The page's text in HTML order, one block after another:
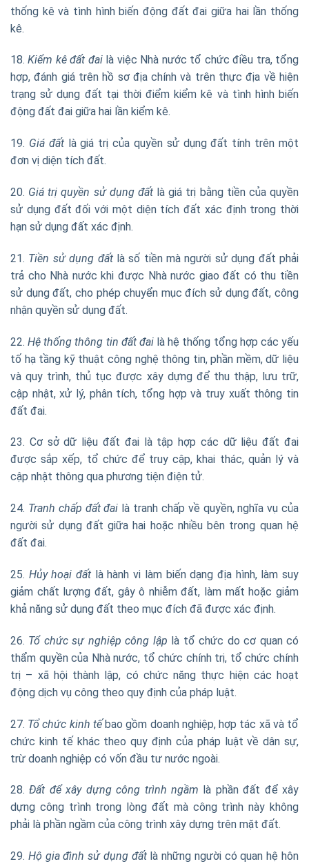
thống kê và tình hình biến động đất đai giữa hai lần thống
kê.
18.Kiểm kê đất đai là việc Nhà nước tổ chức điều tra, tổng
hợp, đánh giá trên hồ sơ địa chính và trên thực địa về hiện
trạng sử dụng đất tại thời điểm kiểm kê và tình hình biến
động đất đai giữa hai lần kiểm kê.
19. Giá đấtlà giá trị của quyền sử dụng đất tính trên một
đơn vị diện tích đất.
20. Giá trị quyền sử dụng đấtlà giá trị bằng tiền của quyền
sử dụng đất đối với một diện tích đất xác định trong thời
hạn sử dụng đất xác định.
21. Tiền sử dụng đất là số tiền mà người sử dụng đất phải
trả cho Nhà nước khi được Nhà nước giao đất có thu tiền
sử dụng đất, cho phép chuyển mục đích sử dụng đất, công
nhận quyền sử dụng đất.
22.Hệ thống thông tin đất đailà hệ thống tổng hợp các yếu
tố hạ tầng kỹ thuật công nghệ thông tin, phần mềm, dữ liệu
và quy trình, thủ tục được xây dựng để thu thập, lưu trữ,
cập nhật, xử lý, phân tích, tổng hợp và truy xuất thông tin
đất đai.
23. Cơ sở dữ liệu đất đai là tập hợp các dữ liệu đất đai
được sắp xếp, tổ chức để truy cập, khai thác, quản lý và
cập nhật thông qua phương tiện điện tử.
24. Tranh chấp đất đai là tranh chấp về quyền, nghĩa vụ của
người sử dụng đất giữa hai hoặc nhiều bên trong quan hệ
đất đai.
25. Hủy hoại đất là hành vi làm biến dạng địa hình, làm suy
giảm chất lượng đất, gây ô nhiễm đất, làm mất hoặc giảm
khả năng sử dụng đất theo mục đích đã được xác định.
26. Tổ chức sự nghiệp công lập là tổ chức do cơ quan có
thẩm quyền của Nhà nước, tổ chức chính trị, tổ chức chính
trị – xã hội thành lập, có chức năng thực hiện các hoạt
động dịch vụ công theo quy định của pháp luật.
27. Tổ chức kinh tếbao gồm doanh nghiệp, hợp tác xã và tổ
chức kinh tế khác theo quy định của pháp luật về dân sự,
trừ doanh nghiệp có vốn đầu tư nước ngoài.
28.Đất để xây dựng công trình ngầm là phần đất để xây
dựng công trình trong lòng đất mà công trình này không
phải là phần ngầm của công trình xây dựng trên mặt đất.
29. Hộ gia đình sử dụng đấtlà những người có quan hệ hôn